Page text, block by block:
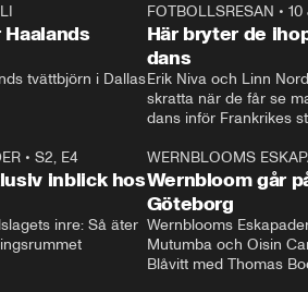
tvättbjörn i Dallas
FOTBOLLSRESAN • 10
Här bryter de
dans
Erik Niva och Linn
skratta när de får se
dans inför Frankrikes
• S2, E4
inblick hos
inre: Så äter
Plus
WERNBLOOMS
Wernbloom går
Göteborg
Wernblooms
Mutumba och Oisin
Blåvitt med Thomas